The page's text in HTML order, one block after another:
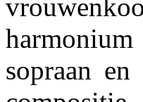
sopraan